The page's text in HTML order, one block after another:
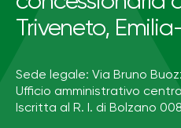
Triveneto,
Sede legale: Via Bruno
Ufficio amministrativo
Iscritta al R. I. di Bolzano